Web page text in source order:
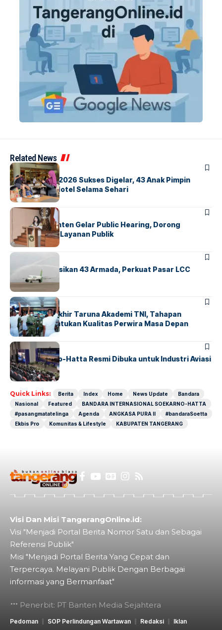
Related News
BERITAINDEX
GM For A Day 2026 Sukses Digelar, 43 Anak Pimpin
Operasional Hotel Selama Sehari
BANDARA BERITA
Karantina Banten Gelar Public Hearing, Dorong
Transparansi Layanan Publik
BANDARA
Citilink Operasikan 43 Armada, Perkuat Pasar LCC
Nasional
BERITA
Sidang Pantukhir Taruna Akademi TNI, Tahapan
Strategis Tentukan Kualitas Perwira Masa Depan
BANDARA BERITA
IALC Soekarno-Hatta Resmi Dibuka untuk Industri Aviasi
Dunia
Quick Links: Berita Index Home News Update
Bandara
Nasional
Featured
BANDARA INTERNASIONAL SOEKARNO-HATTA
#pasangmatatelinga
Agenda ANGKASA PURA II
#bandaraSoetta
Ekbis Pro
Komunitas & Lifestyle KABUPATEN TANGERANG
Visi Dan Misi TangerangOnline.id:
Visi "Menjadi Portal Berita Nomor Satu dan Sebagai
Referensi Publik"
Misi "Menjadi Portal Berita Yang Cepat dan
Terpercaya. Melayani Publik Dengan Berbagai
informasi yang Bermanfaat"
Penerbit: PT Banten Media Sejahtera
Pedoman SOP Perlindungan Wartawan Redaksi Iklan